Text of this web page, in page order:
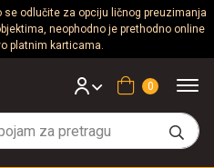
se odlučite za opciju ličnog preuzimanja
neophodno je prethodno online
platnim karticama.
Korpa